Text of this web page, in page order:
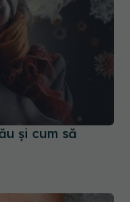
și cum să